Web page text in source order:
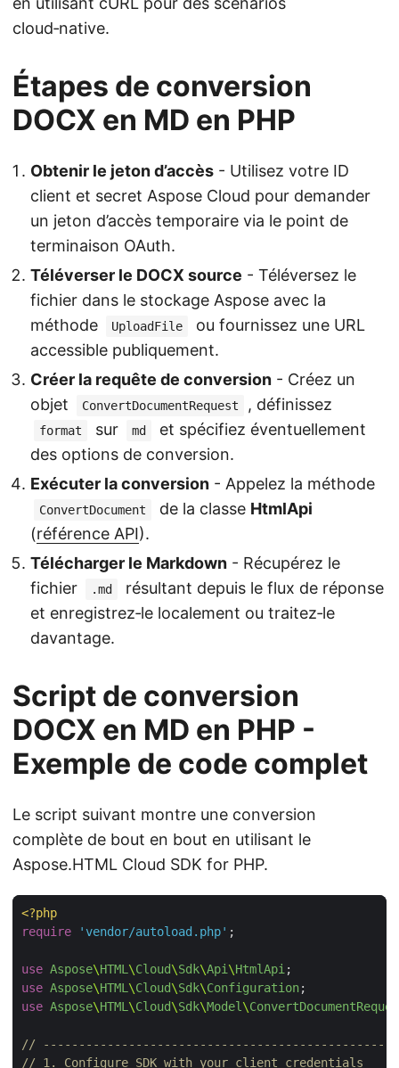
cloud‑native.
Étapes de conversion
DOCX en MD en PHP
Obtenir le jeton d’accès - Utilisez votre ID
client et secret Aspose Cloud pour demander
un jeton d’accès temporaire via le point de
terminaison OAuth.
Téléverser le DOCX source - Téléversez le
fichier dans le stockage Aspose avec la
méthode
UploadFile
ou fournissez une URL
accessible publiquement.
Créer la requête de conversion - Créez un
objet
ConvertDocumentRequest , définissez
format sur md
et spécifiez éventuellement
des options de conversion.
Exécuter la conversion - Appelez la méthode
ConvertDocument de la classe HtmlApi
(référence API).
Télécharger le Markdown - Récupérez le
fichier
.md
résultant depuis le flux de réponse
et enregistrez‑le localement ou traitez‑le
davantage.
Script de conversion
DOCX en MD en PHP -
Exemple de code complet
Le script suivant montre une conversion
complète de bout en bout en utilisant le
Aspose.HTML Cloud SDK for PHP.
<?php
require
'vendor/autoload.php'
use Aspose\HTML \Cloud\Sdk\Api \HtmlApi
use Aspose\HTML \Cloud\Sdk\Configuration
use Aspose\HTML \Cloud\Sdk\Model \
//
// 1. Configure SDK with your client credentials